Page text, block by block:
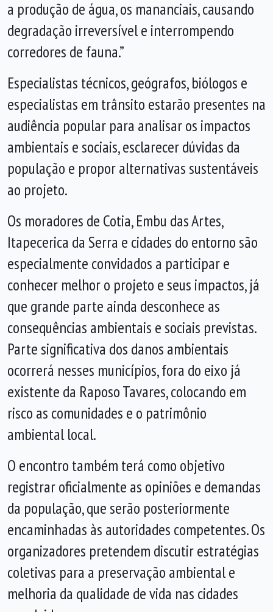
a produção de água, os mananciais, causando
degradação irreversível e interrompendo
corredores de fauna.”
Especialistas técnicos, geógrafos, biólogos e
especialistas em trânsito estarão presentes na
audiência popular para analisar os impactos
ambientais e sociais, esclarecer dúvidas da
população e propor alternativas sustentáveis
ao projeto.
Os moradores de Cotia, Embu das Artes,
Itapecerica da Serra e cidades do entorno são
especialmente convidados a participar e
conhecer melhor o projeto e seus impactos, já
que grande parte ainda desconhece as
consequências ambientais e sociais previstas.
Parte significativa dos danos ambientais
ocorrerá nesses municípios, fora do eixo já
existente da Raposo Tavares, colocando em
risco as comunidades e o patrimônio
ambiental local.
O encontro também terá como objetivo
registrar oficialmente as opiniões e demandas
da população, que serão posteriormente
encaminhadas às autoridades competentes. Os
organizadores pretendem discutir estratégias
coletivas para a preservação ambiental e
melhoria da qualidade de vida nas cidades